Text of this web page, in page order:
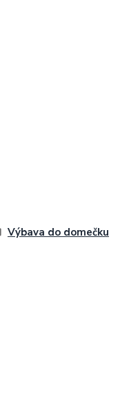
Výbava do domečku